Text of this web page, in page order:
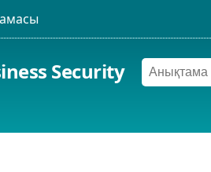
Security